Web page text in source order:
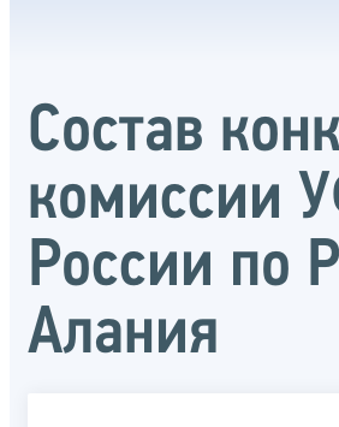
Состав
комиссии
России по
Алания